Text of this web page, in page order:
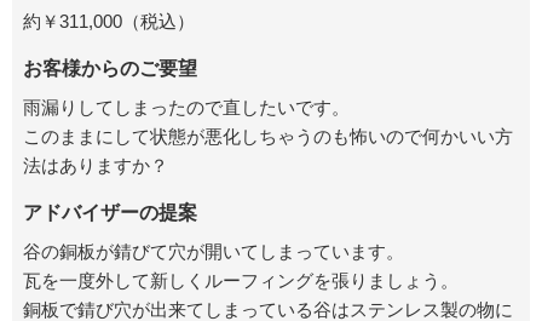
約￥311,000（税込）
お客様からのご要望
雨漏りしてしまったので直したいです。
このままにして状態が悪化しちゃうのも怖いので何かいい方
法はありますか？
アドバイザーの提案
谷の銅板が錆びて穴が開いてしまっています。
瓦を一度外して新しくルーフィングを張りましょう。
銅板で錆び穴が出来てしまっている谷はステンレス製の物に